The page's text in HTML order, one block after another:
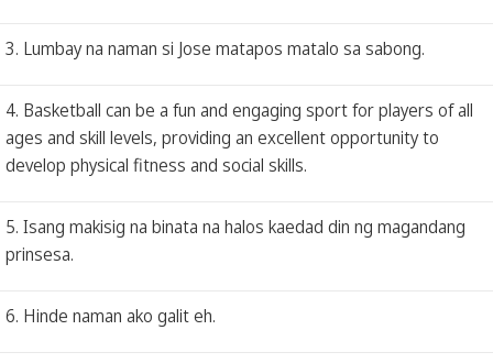
3. Lumbay na naman si Jose matapos matalo sa sabong.
4. Basketball can be a fun and engaging sport for players of all
ages and skill levels, providing an excellent opportunity to
develop physical fitness and social skills.
5. Isang makisig na binata na halos kaedad din ng magandang
prinsesa.
6. Hinde naman ako galit eh.